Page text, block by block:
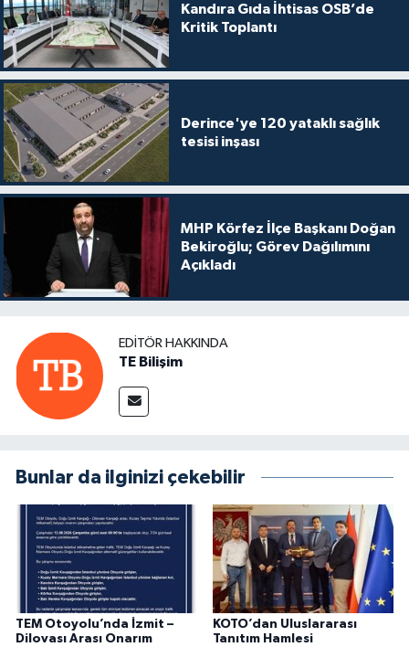
Kandıra Gıda İhtisas OSB’de
Kritik Toplantı
Derince'ye 120 yataklı sağlık
tesisi inşası
MHP Körfez İlçe Başkanı Doğan
Bekiroğlu; Görev Dağılımını
Açıkladı
EDITÖR HAKKINDA
TE Bilişim
Bunlar da ilginizi çekebilir
TEM Otoyolu’nda İzmit –
Dilovası Arası Onarım
KOTO’dan Uluslararası
Tanıtım Hamlesi